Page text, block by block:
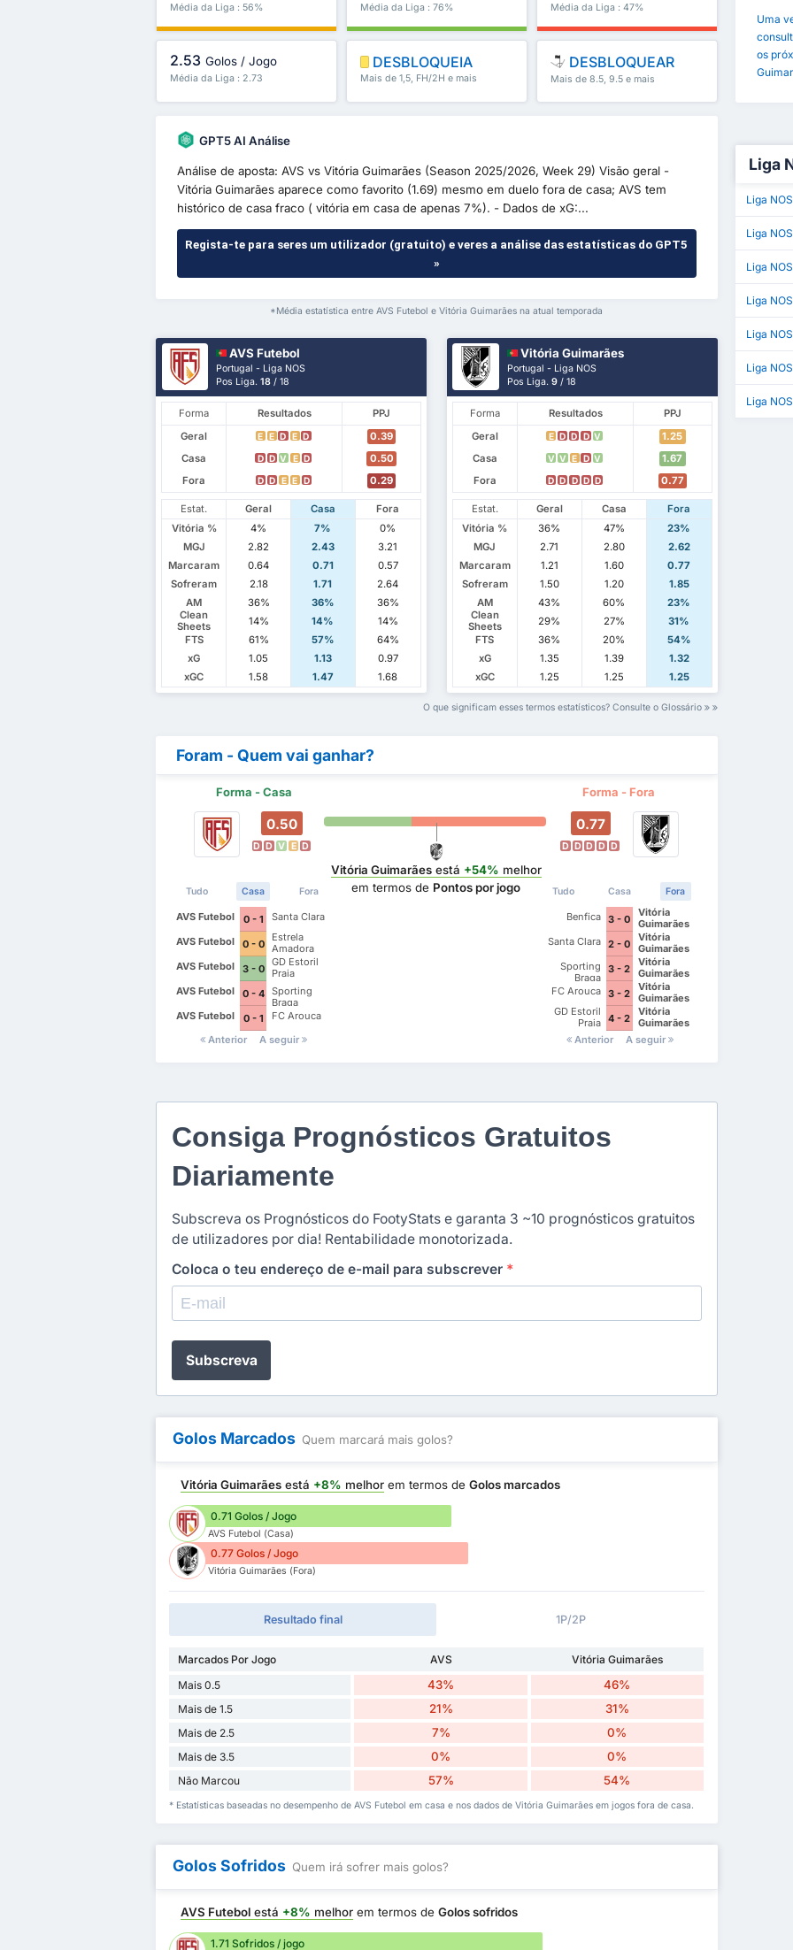
Média da Liga : 56% Média da Liga : 76% Média da Liga : 47%
2.53 Golos / Jogo
Média da Liga : 2.73
DESBLOQUEIA
Mais de 1,5, FH/2H e mais
DESBLOQUEAR
Mais de 8.5, 9.5 e mais
GPT5 AI Análise
Análise de aposta: AVS vs Vitória Guimarães (Season 2025/2026, Week 29) Visão geral -
Vitória Guimarães aparece como favorito (1.69) mesmo em duelo fora de casa; AVS tem
histórico de casa fraco ( vitória em casa de apenas 7%). - Dados de xG:...
Regista-te para seres um utilizador (gratuito) e veres a análise das estatísticas do GPT5
»
*Média estatística entre AVS Futebol e Vitória Guimarães na atual temporada
AVS Futebol
Portugal - Liga NOS
Pos Liga.18 / 18
Forma Resultados
PPJ
Geral
E E D E D
0.39
Casa
D D V E D
0.50
Fora
D D E E D 0.29
Estat. Geral Casa
Fora
Vitória %
4% 7%
0%
MGJ
2.82 2.43
3.21
Marcaram
0.64 0.71
0.57
Sofreram
2.18 1.71
2.64
AM
36% 36%
36%
Clean
Sheets
14% 14%
14%
FTS
61% 57%
64%
xG
1.05 1.13
0.97
xGC
1.58 1.47 1.68
Vitória Guimarães
Portugal - Liga NOS
Pos Liga.9 / 18
Forma Resultados
PPJ
Geral
E D D D V
1.25
Casa
V V E D V
1.67
Fora
D D D D D 0.77
Estat. Geral Casa
Fora
Vitória %
36% 47%
23%
MGJ
2.71 2.80
2.62
Marcaram
1.21 1.60
0.77
Sofreram
1.50 1.20
1.85
AM
43% 60%
23%
Clean
Sheets
29% 27%
31%
FTS
36% 20%
54%
xG
1.35 1.39
1.32
xGC
1.25 1.25 1.25
O que significam esses termos estatísticos? Consulte o Glossário
Foram - Quem vai ganhar?
Forma - Casa Forma - Fora
0.50
D D V E D
Tudo Casa Fora
AVS Futebol 0 - 1
Santa Clara
AVS Futebol
0 - 0
Estrela
Amadora
AVS Futebol
3 - 0
GD Estoril
Praia
AVS Futebol
0 - 4
Sporting
Braga
AVS Futebol
0 - 1
FC Arouca
Anterior
A seguir
Vitória Guimarãesestá +54% melhor
em termos de Pontos por jogo
0.77
D D D D D
Tudo Casa Fora
Benfica 3 - 0
Vitória
Guimarães
Santa Clara 2 - 0
Vitória
Guimarães
Sporting
Braga
3 - 2
Vitória
Guimarães
FC Arouca 3 - 2
Vitória
Guimarães
GD Estoril
Praia 4 - 2
Vitória
Guimarães
Anterior
A seguir
Consiga Prognósticos Gratuitos
Diariamente
Subscreva os Prognósticos do FootyStats e garanta 3 ~10 prognósticos gratuitos
de utilizadores por dia! Rentabilidade monotorizada.
Coloca o teu endereço de e-mail para subscrever *
Subscreva
Golos Marcados Quem marcará mais golos?
Vitória Guimarães está +8% melhor em termos deGolos marcados
0.71 Golos / Jogo
AVS Futebol (Casa)
0.77 Golos / Jogo
Vitória Guimarães (Fora)
Resultado final 1P/2P
Marcados Por Jogo AVS
Vitória Guimarães
Mais 0.5
43% 46%
Mais de 1.5 21% 31%
Mais de 2.5 7% 0%
Mais de 3.5 0% 0%
Não Marcou 57% 54%
* Estatísticas baseadas no desempenho de AVS Futebol em casa e nos dados de Vitória Guimarães em jogos fora de casa.
Golos Sofridos Quem irá sofrer mais golos?
AVS Futebol está +8% melhor em termos deGolos sofridos
1.71 Sofridos / jogo
Uma
os
Liga
Liga
Liga
Liga
Liga
Liga
Liga
Liga